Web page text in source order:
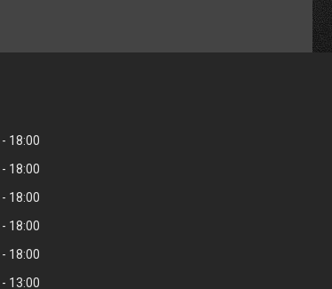
18:00
18:00
18:00
18:00
18:00
13:00